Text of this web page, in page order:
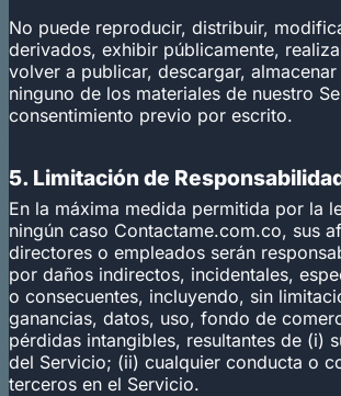
No puede reproducir, distribuir,
derivados, exhibir públicamente,
volver a publicar, descargar,
ninguno de los materiales de nuestro
consentimiento previo por escrito.
5. Limitación de
En la máxima medida permitida por la
ningún caso Contactame.com.co, sus
directores o empleados serán
por daños indirectos, incidentales,
o consecuentes, incluyendo, sin
ganancias, datos, uso, fondo de
pérdidas intangibles, resultantes de (i)
del Servicio; (ii) cualquier conducta o
terceros en el Servicio.